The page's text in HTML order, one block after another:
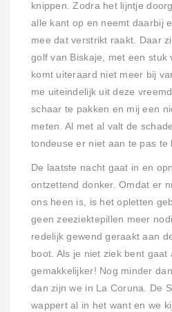
knippen. Zodra het lijntje
alle kant op en neemt daarbij
mee dat verstrikt raakt. Daar
golf van Biskaje, met een stuk
komt uiteraard niet meer bij
me uiteindelijk uit deze
schaar te pakken en mij een
meten. Al met al valt de
tondeuse er niet aan te pas te
De laatste nacht gaat in en
ontzettend donker. Omdat er
ons heen is, is het opletten
geen zeeziektepillen meer
redelijk gewend geraakt aan
boot. Als je niet ziek bent gaat
gemakkelijker! Nog minder
dan zijn we in La Coruna. De
wappert al in het want en we